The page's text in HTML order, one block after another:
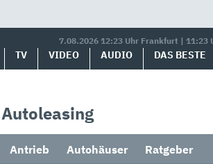
7.08.2026 12:23 Uhr Frankfurt | 11:23
TV VIDEO AUDIO DAS BESTE
Antrieb Autohäuser Ratgeber